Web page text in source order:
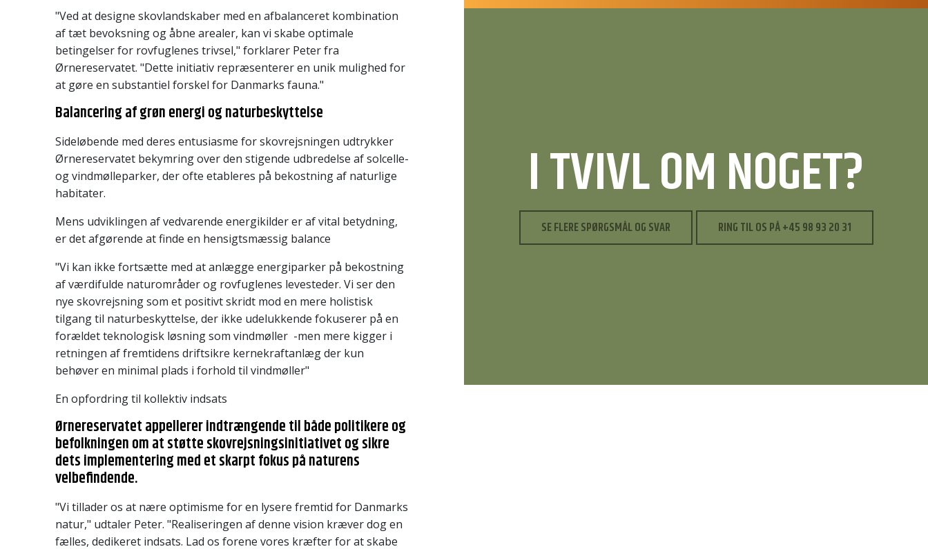
"Ved at designe skovlandskaber med en afbalanceret kombination
af tæt bevoksning og åbne arealer, kan vi skabe optimale
betingelser for rovfuglenes trivsel," forklarer Peter fra
Ørnereservatet. "Dette initiativ repræsenterer en unik mulighed for
at gøre en substantiel forskel for Danmarks fauna."
Balancering af grøn energi og naturbeskyttelse
Sideløbende med deres entusiasme for skovrejsningen udtrykker
Ørnereservatet bekymring over den stigende udbredelse af solcelle-
og vindmølleparker, der ofte etableres på bekostning af naturlige
habitater.
Mens udviklingen af vedvarende energikilder er af vital betydning,
er det afgørende at finde en hensigtsmæssig balance
"Vi kan ikke fortsætte med at anlægge energiparker på bekostning
af værdifulde naturområder og rovfuglenes levesteder. Vi ser den
nye skovrejsning som et positivt skridt mod en mere holistisk
tilgang til naturbeskyttelse, der ikke udelukkende fokuserer på en
forældet teknologisk løsning som vindmøller -men mere kigger i
retningen af fremtidens driftsikre kernekraftanlæg der kun
behøver en minimal plads i forhold til vindmøller"
En opfordring til kollektiv indsats
Ørnereservatet appellerer indtrængende til både politikere og
befolkningen om at støtte skovrejsningsinitiativet og sikre
dets implementering med et skarpt fokus på naturens
velbefindende.
"Vi tillader os at nære optimisme for en lysere fremtid for Danmarks
natur," udtaler Peter. "Realiseringen af denne vision kræver dog en
fælles, dedikeret indsats. Lad os forene vores kræfter for at skabe
I TVIVL OM NOGET?
SE FLERE SPØRGSMÅL OG SVAR RING TIL OS PÅ +45 98 93 20 31